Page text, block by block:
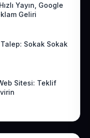
Yayın, Google
Geliri
Sokak Sokak
Sitesi: Teklif